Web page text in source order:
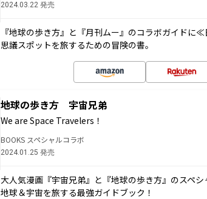
2024.03.22 発売
『地球の歩き方』と『月刊ムー』のコラボガイド
思議スポットを旅するための冒険の書。
地球の歩き方 宇宙兄弟
We are Space Travelers！
BOOKS スペシャルコラボ
2024.01.25 発売
大人気漫画『宇宙兄弟』と『地球の歩き方』のスペ
地球＆宇宙を旅する最強ガイドブック！